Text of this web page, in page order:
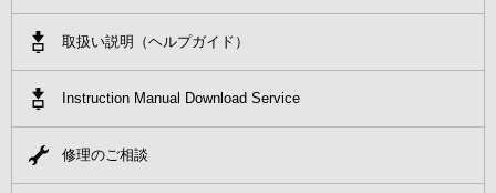
取扱い説明（ヘルプガイド）
Instruction Manual Download Service
修理のご相談